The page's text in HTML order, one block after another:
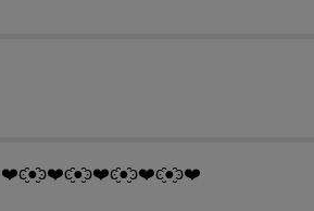
❤️ͼ̮̑●̮̑ͽ❤️ͼ̮̑●̮̑ͽ❤️ͼ̮̑●̮̑ͽ❤️ͼ̮̑●̮̑ͽ❤️